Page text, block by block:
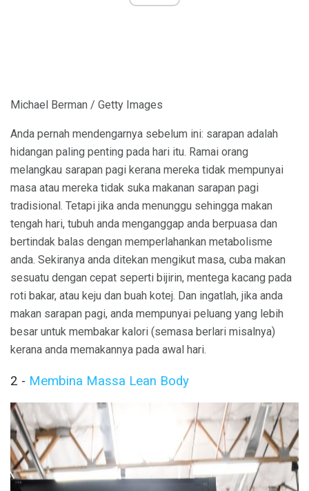
Michael Berman / Getty Images
Anda pernah mendengarnya sebelum ini: sarapan adalah
hidangan paling penting pada hari itu. Ramai orang
melangkau sarapan pagi kerana mereka tidak mempunyai
masa atau mereka tidak suka makanan sarapan pagi
tradisional. Tetapi jika anda menunggu sehingga makan
tengah hari, tubuh anda menganggap anda berpuasa dan
bertindak balas dengan memperlahankan metabolisme
anda. Sekiranya anda ditekan mengikut masa, cuba makan
sesuatu dengan cepat seperti bijirin, mentega kacang pada
roti bakar, atau keju dan buah kotej. Dan ingatlah, jika anda
makan sarapan pagi, anda mempunyai peluang yang lebih
besar untuk membakar kalori (semasa berlari misalnya)
kerana anda memakannya pada awal hari.
2 - Membina Massa Lean Body